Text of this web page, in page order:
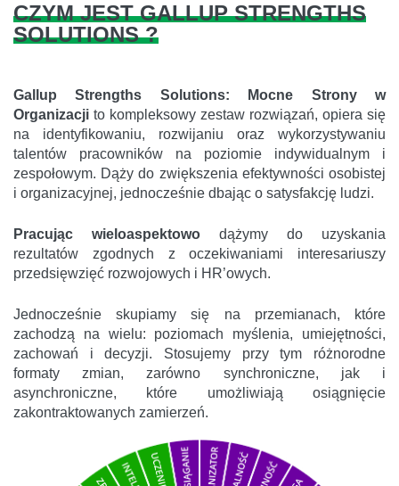
CZYM JEST GALLUP STRENGTHS
SOLUTIONS ?
Gallup Strengths Solutions: Mocne Strony w
Organizacji to kompleksowy zestaw rozwiązań, opiera się
na identyfikowaniu, rozwijaniu oraz wykorzystywaniu
talentów pracowników na poziomie indywidualnym i
zespołowym. Dąży do zwiększenia efektywności osobistej
i organizacyjnej, jednocześnie dbając o satysfakcję ludzi.
Pracując wieloaspektowo dążymy do uzyskania
rezultatów zgodnych z oczekiwaniami interesariuszy
przedsięwzięć rozwojowych i HR’owych.
Jednocześnie skupiamy się na przemianach, które
zachodzą na wielu: poziomach myślenia, umiejętności,
zachowań i decyzji. Stosujemy przy tym różnorodne
formaty zmian, zarówno synchroniczne, jak i
asynchroniczne, które umożliwiają osiągnięcie
zakontraktowanych zamierzeń.